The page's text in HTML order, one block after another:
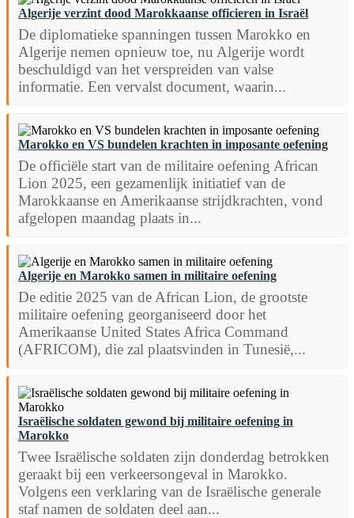
Algerije verzint dood Marokkaanse officieren in Israël
De diplomatieke spanningen tussen Marokko en
Algerije nemen opnieuw toe, nu Algerije wordt
beschuldigd van het verspreiden van valse
informatie. Een vervalst document, waarin...
Marokko en VS bundelen krachten in imposante oefening
De officiële start van de militaire oefening African
Lion 2025, een gezamenlijk initiatief van de
Marokkaanse en Amerikaanse strijdkrachten, vond
afgelopen maandag plaats in...
Algerije en Marokko samen in militaire oefening
De editie 2025 van de African Lion, de grootste
militaire oefening georganiseerd door het
Amerikaanse United States Africa Command
(AFRICOM), die zal plaatsvinden in Tunesië,...
Israëlische soldaten gewond bij militaire oefening in
Marokko
Twee Israëlische soldaten zijn donderdag betrokken
geraakt bij een verkeersongeval in Marokko.
Volgens een verklaring van de Israëlische generale
staf namen de soldaten deel aan...